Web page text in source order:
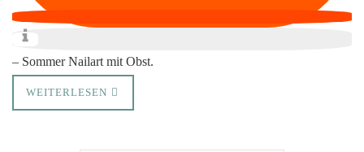
– Sommer Nailart mit Obst.
WEITERLESEN